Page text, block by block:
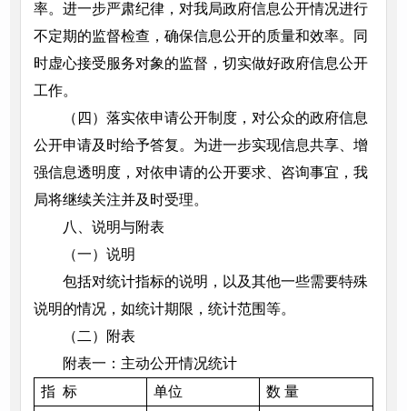
率。进一步严肃纪律，对我局政府信息公开情况进行
不定期的监督检查，确保信息公开的质量和效率。同
时虚心接受服务对象的监督，切实做好政府信息公开
工作。
（四）落实依申请公开制度，对公众的政府信息
公开申请及时给予答复。为进一步实现信息共享、增
强信息透明度，对依申请的公开要求、咨询事宜，我
局将继续关注并及时受理。
八、说明与附表
（一）说明
包括对统计指标的说明，以及其他一些需要特殊
说明的情况，如统计期限，统计范围等。
（二）附表
附表一：主动公开情况统计
指 标
单位
数 量